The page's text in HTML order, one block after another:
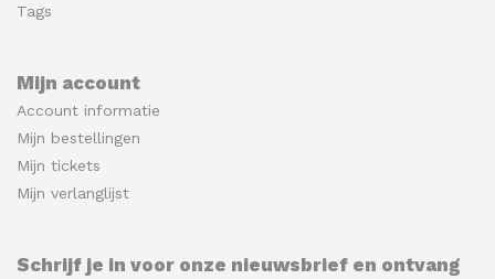
Tags
Mijn account
Account informatie
Mijn bestellingen
Mijn tickets
Mijn verlanglijst
Schrijf je in voor onze nieuwsbrief en ontvang